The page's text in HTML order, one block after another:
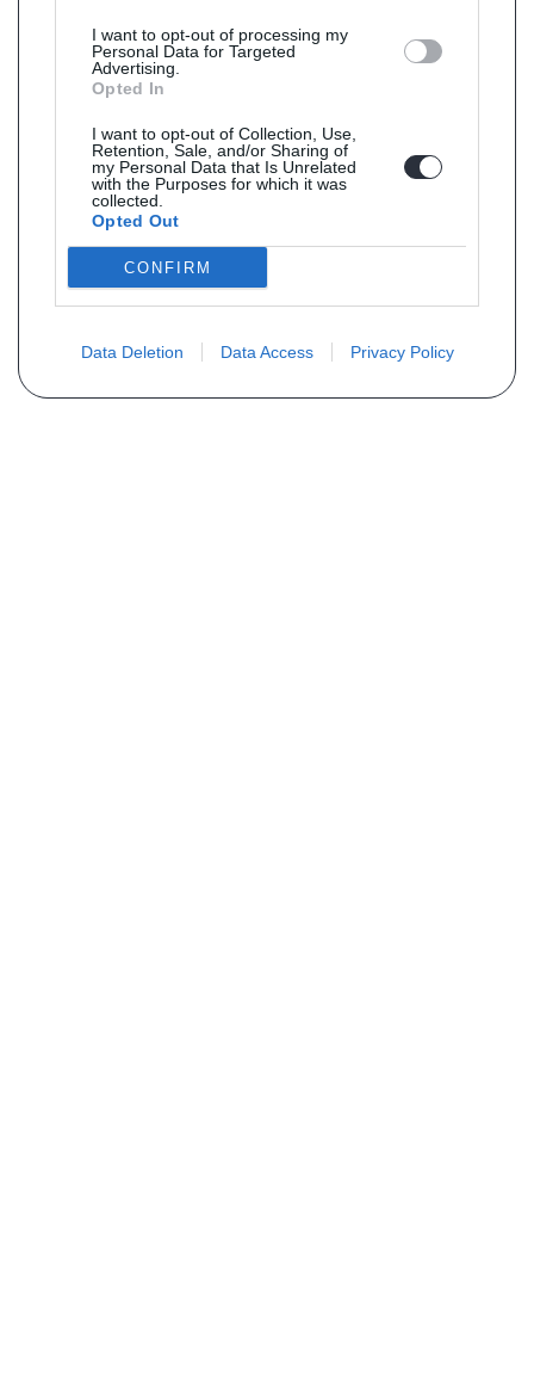
I want to opt-out of processing my
Personal Data for Targeted
Advertising.
Opted In
I want to opt-out of Collection, Use,
Retention, Sale, and/or Sharing of
my Personal Data that Is Unrelated
with the Purposes for which it was
collected.
Opted Out
CONFIRM
Data Deletion Data Access Privacy Policy